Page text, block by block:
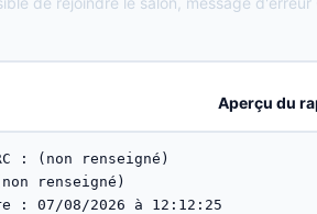
Aperçu du
: (non renseigné)
renseigné)
: 07/08/2026 à 12:12:25